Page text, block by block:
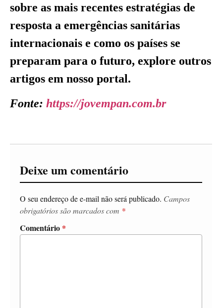
sobre as mais recentes estratégias de
resposta a emergências sanitárias
internacionais e como os países se
preparam para o futuro, explore outros
artigos em nosso portal.
Fonte: https://jovempan.com.br
Deixe um comentário
O seu endereço de e-mail não será publicado. Campos
obrigatórios são marcados com *
Comentário *